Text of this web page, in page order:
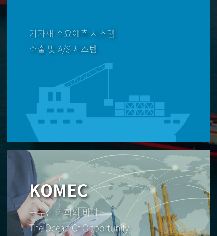
기자재 수요예측 시스템
수출 및 A/S 시스템
KOMEC
눈부신 기회의 바다
The Ocean Of Opportunity